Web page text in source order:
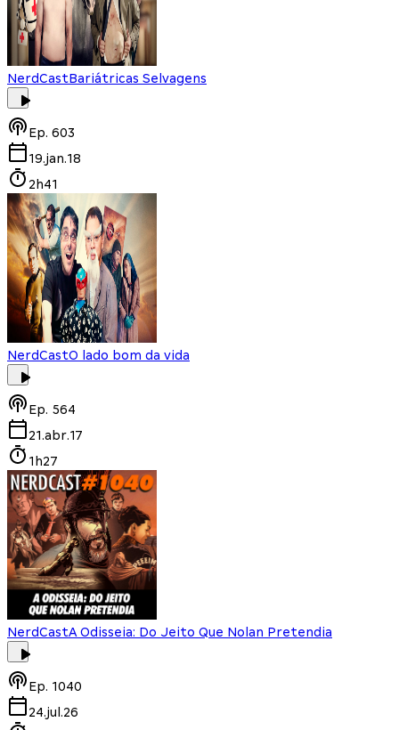
NerdCastBariátricas Selvagens
Ep. 603
19.jan.18
2h41
NerdCastO lado bom da vida
Ep. 564
21.abr.17
1h27
NerdCastA Odisseia: Do Jeito Que Nolan Pretendia
Ep. 1040
24.jul.26